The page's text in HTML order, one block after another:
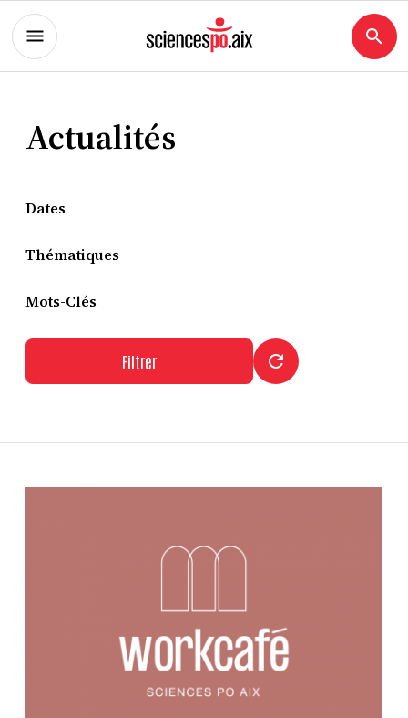
Actualités
Dates
Thématiques
Mots-Clés
Filtrer